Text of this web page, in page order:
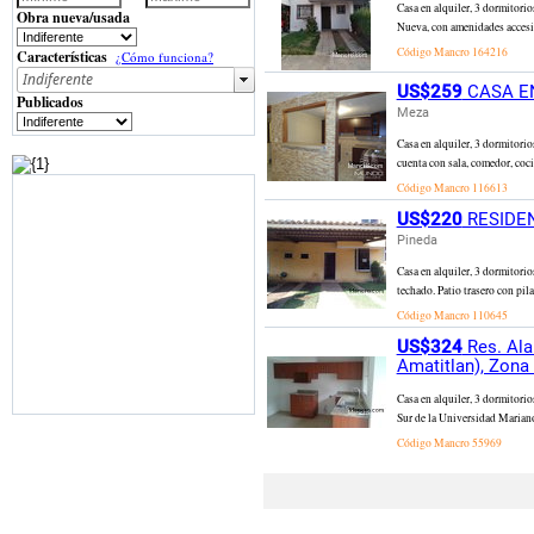
Casa en alquiler, 3
Nueva, con amenidades
Código Mancro 164216
US$259CASA
Meza
Casa en alquiler, 3
cuenta con sala, comedor,
Código Mancro 116613
US$220
Pineda
Casa en alquiler, 3
techado. Patio trasero con
Código Mancro 110645
US$324Res.
Amatitlan), Zona
Casa en alquiler, 3
Sur de la Universidad
Código Mancro55969
Obra nueva/usada
Características ¿Cómo funciona?
Publicados